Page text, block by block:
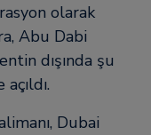
olarak
Abu Dabi
dışında şu
Dubai